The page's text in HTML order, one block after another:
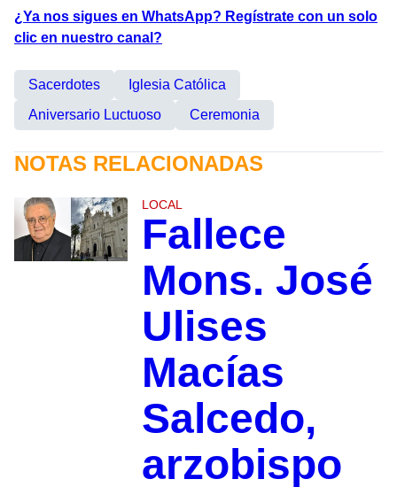
¿Ya nos sigues en WhatsApp? Regístrate con un solo
clic en nuestro canal?
Sacerdotes
Iglesia Católica
Aniversario Luctuoso
Ceremonia
NOTAS RELACIONADAS
LOCAL
Fallece
Mons. José
Ulises
Macías
Salcedo,
arzobispo